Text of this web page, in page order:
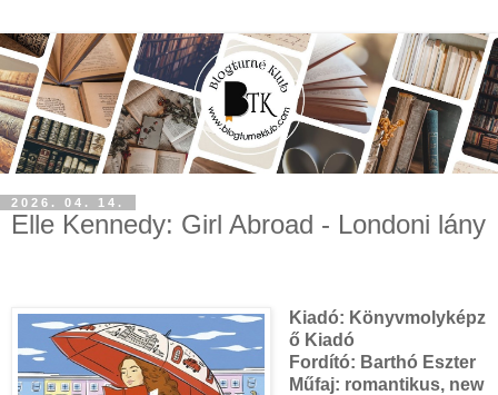
2026. 04. 14.
Elle Kennedy: Girl Abroad - Londoni lány
Kiadó: Könyvmolyképz
ő Kiadó
Fordító: Barthó Eszter
Műfaj: romantikus, new